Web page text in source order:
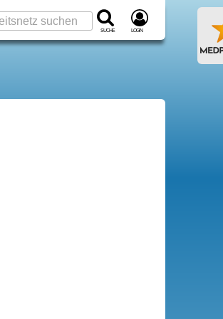
Suche Login